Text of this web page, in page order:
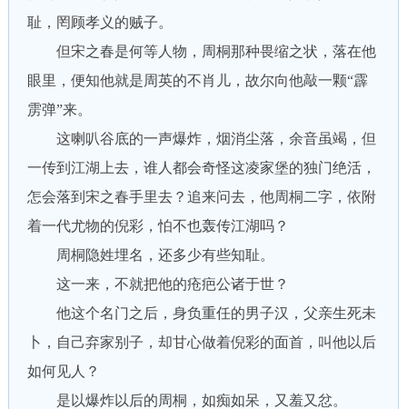
耻，罔顾孝义的贼子。
但宋之春是何等人物，周桐那种畏缩之状，落在他
眼里，便知他就是周英的不肖儿，故尔向他敲一颗“霹
雳弹”来。
这喇叭谷底的一声爆炸，烟消尘落，余音虽竭，但
一传到江湖上去，谁人都会奇怪这凌家堡的独门绝活，
怎会落到宋之春手里去？追来问去，他周桐二字，依附
着一代尤物的倪彩，怕不也轰传江湖吗？
周桐隐姓埋名，还多少有些知耻。
这一来，不就把他的疮疤公诸于世？
他这个名门之后，身负重任的男子汉，父亲生死未
卜，自己弃家别子，却甘心做着倪彩的面首，叫他以后
如何见人？
是以爆炸以后的周桐，如痴如呆，又羞又忿。